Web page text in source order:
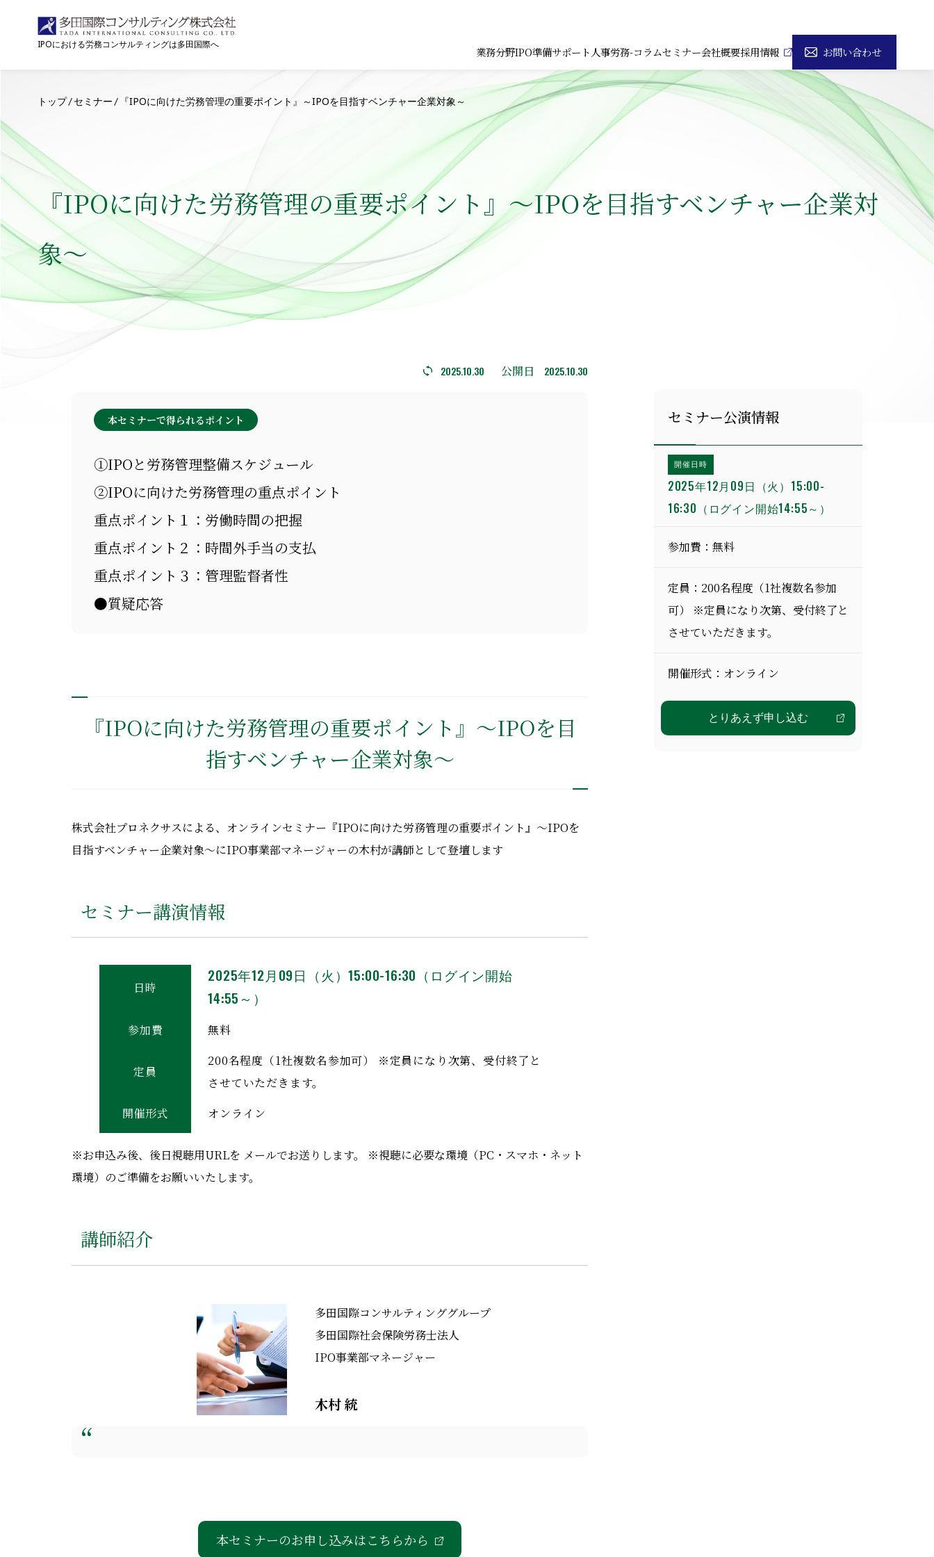
IPOにおける労務コンサルティングは多田国際へ
業務分野IPO準備サポート 人事労務-コラムセミナー会社概要採用情報 お問い合わせ
トップ セミナー 『IPOに向けた労務管理の重要ポイント』～IPOを目指すベンチャー企業対象～
『IPOに向けた労務管理の重要ポイント』～IPOを目指すベンチャー企業対
象～
2025.10.30 公開日 2025.10.30
本セミナーで得られるポイント
①IPOと労務管理整備スケジュール
②IPOに向けた労務管理の重点ポイント
重点ポイント１：労働時間の把握
重点ポイント２：時間外手当の支払
重点ポイント３：管理監督者性
●質疑応答
『IPOに向けた労務管理の重要ポイント』～IPOを目
指すベンチャー企業対象～
株式会社プロネクサスによる、オンラインセミナー『IPOに向けた労務管理の重要ポイント』～IPOを
目指すベンチャー企業対象～にIPO事業部マネージャーの木村が講師として登壇します
セミナー講演情報
日時
2025年12月09日（火）15:00-16:30（ログイン開始
14:55～）
参加費 無料
定員
200名程度（1社複数名参加可） ※定員になり次第、受付終了と
させていただきます。
開催形式
オンライン
※お申込み後、後日視聴用URLを メールでお送りします。 ※視聴に必要な環境（PC・スマホ・ネット
環境）のご準備をお願いいたします。
講師紹介
多田国際コンサルティンググループ
多田国際社会保険労務士法人
IPO事業部マネージャー
木村 統
本セミナーのお申し込みはこちらから
セミナー公演情報
開催日時
2025年12月09日（火）15:00-
16:30（ログイン開始14:55～）
参加費：無料
定員：200名程度（1社複数名参加
可） ※定員になり次第、受付終了と
させていただきます。
開催形式：オンライン
とりあえず申し込む